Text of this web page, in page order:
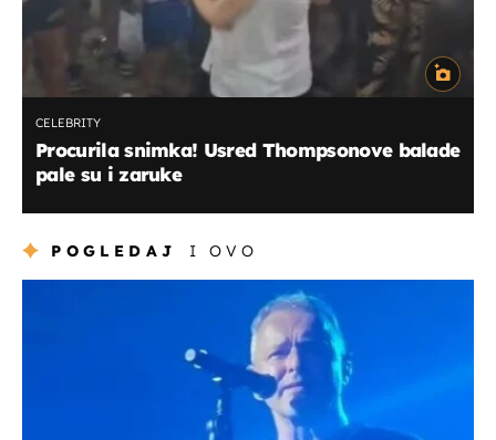
CELEBRITY
Procurila snimka! Usred Thompsonove balade
pale su i zaruke
POGLEDAJ I OVO